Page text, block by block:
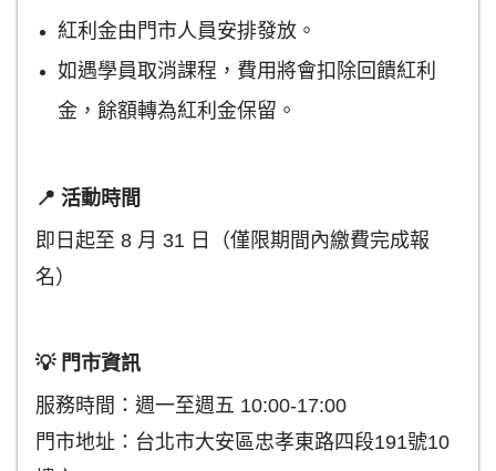
紅利金由門市人員安排發放。
如遇學員取消課程，費用將會扣除回饋紅利
金，餘額轉為紅利金保留。
📍 活動時間
即日起至 8 月 31 日（僅限期間內繳費完成報
名）
💡 門市資訊
服務時間：週一至週五 10:00-17:00
門市地址：台北市大安區忠孝東路四段191號10